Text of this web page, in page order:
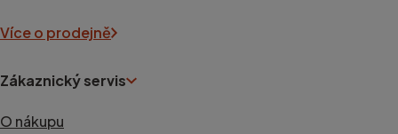
Více o prodejně
Zákaznický servis
O nákupu